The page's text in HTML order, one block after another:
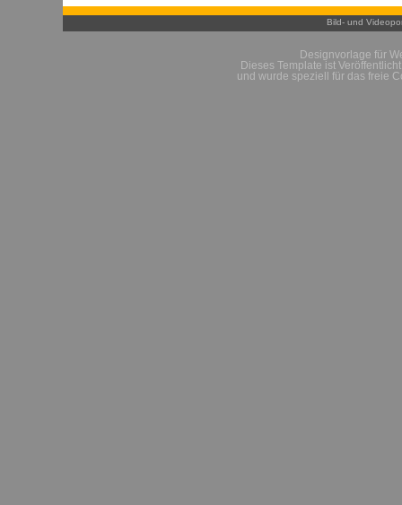
Bild- und
Designvorlage für
Dieses Template ist
und wurde speziell für das freie